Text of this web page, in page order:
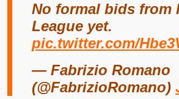
No formal bids from
League yet.
pic.twitter.com/
— Fabrizio Romano
(@FabrizioRomano)